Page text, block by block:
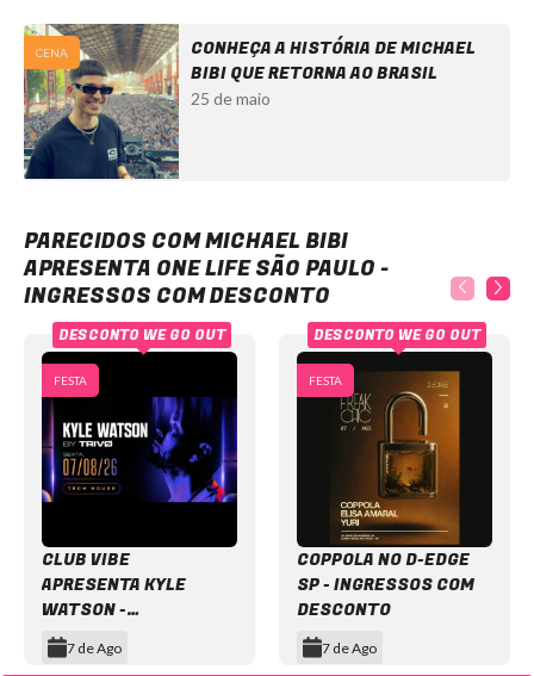
CENA
CONHEÇA A HISTÓRIA DE MICHAEL
BIBI QUE RETORNA AO BRASIL
25 de maio
PARECIDOS COM MICHAEL BIBI
APRESENTA ONE LIFE SÃO PAULO -
INGRESSOS COM DESCONTO
FESTA
CLUB VIBE
APRESENTA KYLE
WATSON -
INGRESSOS COM
DESCONTO
7 de Ago
DESCONTO WE GO OUT
FESTA
COPPOLA NO D-EDGE
SP - INGRESSOS COM
DESCONTO
7 de Ago
DESCONTO WE GO OUT